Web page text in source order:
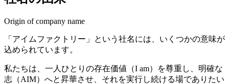
Origin of company name
「アイムファクトリー」という社名には、いくつかの意味が
込められています。
私たちは、一人ひとりの存在価値（I am）を尊重し、明確な
志（AIM）へと昇華させ、それを実行し続ける場でありたい